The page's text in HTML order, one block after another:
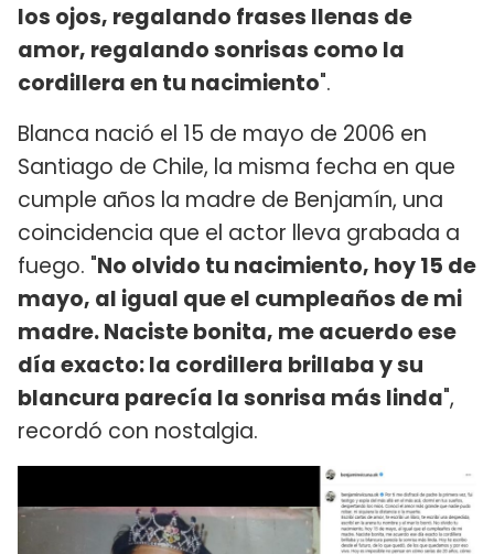
los ojos, regalando frases llenas de
amor, regalando sonrisas como la
cordillera en tu nacimiento".
Blanca nació el 15 de mayo de 2006 en
Santiago de Chile, la misma fecha en que
cumple años la madre de Benjamín, una
coincidencia que el actor lleva grabada a
fuego. "No olvido tu nacimiento, hoy 15 de
mayo, al igual que el cumpleaños de mi
madre. Naciste bonita, me acuerdo ese
día exacto: la cordillera brillaba y su
blancura parecía la sonrisa más linda",
recordó con nostalgia.